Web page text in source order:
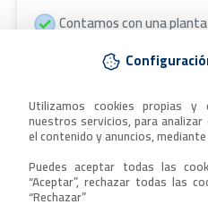
Utilizamos cookies propias
nuestros servicios, para
el contenido y anuncios,
Puedes aceptar todas las
“Aceptar”, rechazar todas las
“Rechazar”
Contamos con una
conectores por mes
El control de calidad se
última generación